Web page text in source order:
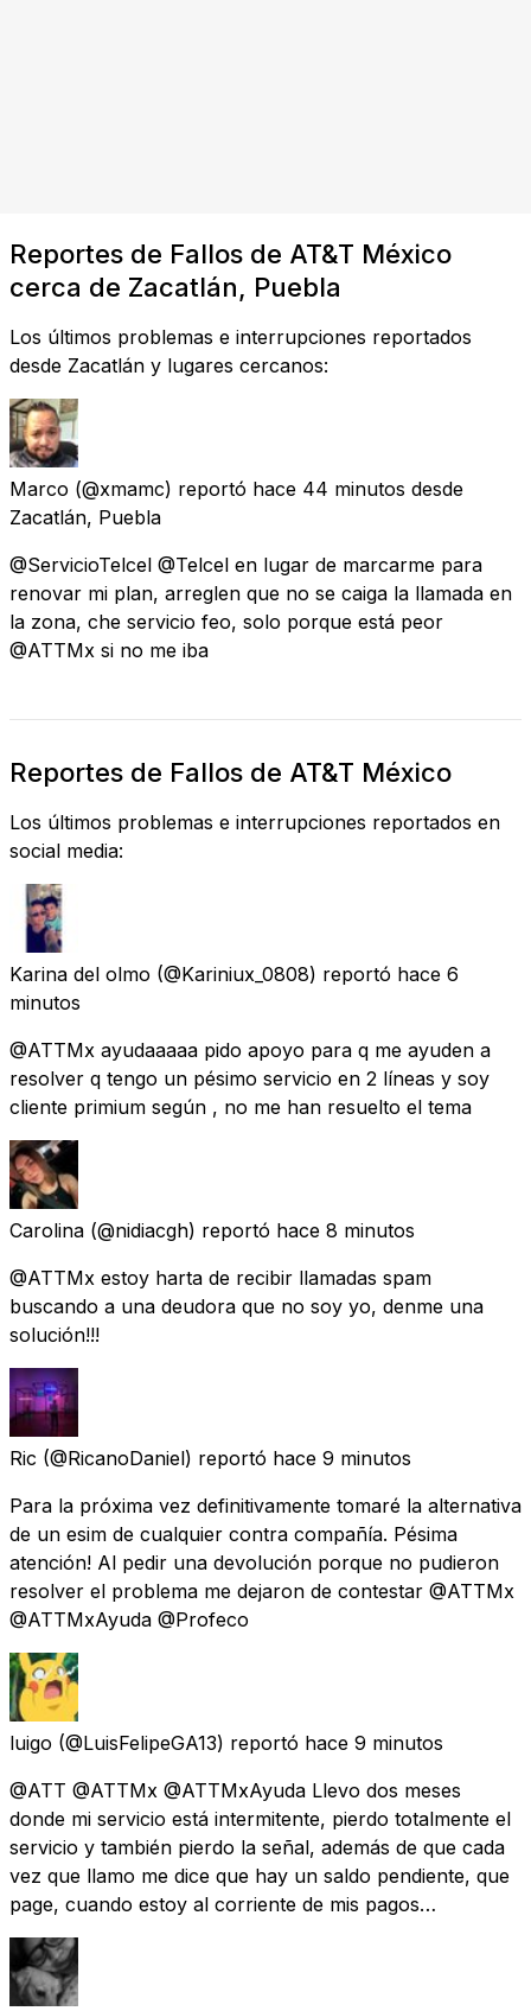
Reportes de Fallos de AT&T México
cerca de Zacatlán, Puebla
Los últimos problemas e interrupciones reportados
desde Zacatlán y lugares cercanos:
Marco (@xmamc) reportó hace 44 minutos desde
Zacatlán, Puebla
@ServicioTelcel @Telcel en lugar de marcarme para
renovar mi plan, arreglen que no se caiga la llamada en
la zona, che servicio feo, solo porque está peor
@ATTMx si no me iba
Reportes de Fallos de AT&T México
Los últimos problemas e interrupciones reportados en
social media:
Karina del olmo (@Kariniux_0808) reportó hace 6
minutos
@ATTMx ayudaaaaa pido apoyo para q me ayuden a
resolver q tengo un pésimo servicio en 2 líneas y soy
cliente primium según , no me han resuelto el tema
Carolina (@nidiacgh) reportó hace 8 minutos
@ATTMx estoy harta de recibir llamadas spam
buscando a una deudora que no soy yo, denme una
solución!!!
Ric (@RicanoDaniel) reportó hace 9 minutos
Para la próxima vez definitivamente tomaré la alternativa
de un esim de cualquier contra compañía. Pésima
atención! Al pedir una devolución porque no pudieron
resolver el problema me dejaron de contestar @ATTMx
@ATTMxAyuda @Profeco
luigo (@LuisFelipeGA13) reportó hace 9 minutos
@ATT @ATTMx @ATTMxAyuda Llevo dos meses
donde mi servicio está intermitente, pierdo totalmente el
servicio y también pierdo la señal, además de que cada
vez que llamo me dice que hay un saldo pendiente, que
page, cuando estoy al corriente de mis pagos…